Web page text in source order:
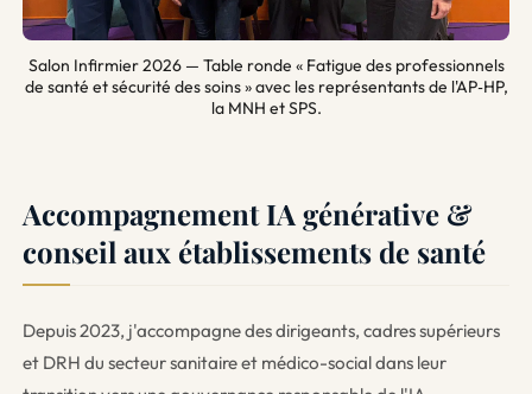
Salon Infirmier 2026 — Table ronde « Fatigue des professionnels
de santé et sécurité des soins » avec les représentants de l'AP‑HP,
la MNH et SPS.
Accompagnement IA générative &
conseil aux établissements de santé
Depuis 2023, j'accompagne des dirigeants, cadres supérieurs
et DRH du secteur sanitaire et médico-social dans leur